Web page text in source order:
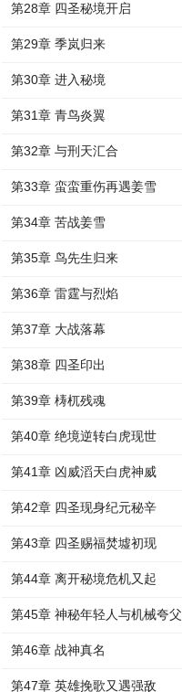
第28章 四圣秘境开启
第29章 季岚归来
第30章 进入秘境
第31章 青鸟炎翼
第32章 与刑天汇合
第33章 蛮蛮重伤再遇姜雪
第34章 苦战姜雪
第35章 鸟先生归来
第36章 雷霆与烈焰
第37章 大战落幕
第38章 四圣印出
第39章 梼杌残魂
第40章 绝境逆转白虎现世
第41章 凶威滔天白虎神威
第42章 四圣现身纪元秘辛
第43章 四圣赐福焚墟初现
第44章 离开秘境危机又起
第45章 神秘年轻人与机械夸父
第46章 战神真名
第47章 英雄挽歌又遇强敌